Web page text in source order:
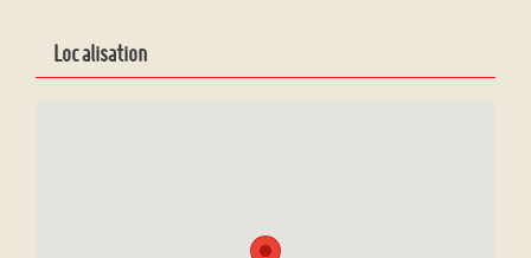
Localisation